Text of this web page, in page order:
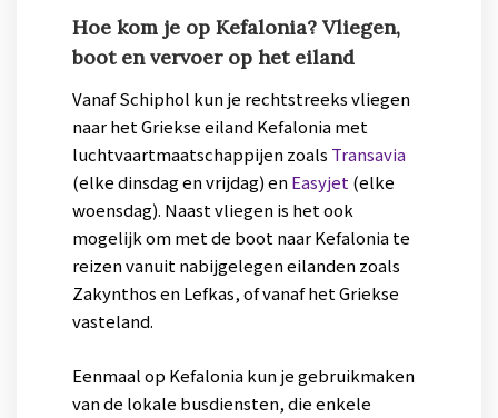
Hoe kom je op Kefalonia? Vliegen,
boot en vervoer op het eiland
Vanaf Schiphol kun je rechtstreeks vliegen
naar het Griekse eiland Kefalonia met
luchtvaartmaatschappijen zoals Transavia
(elke dinsdag en vrijdag) enEasyjet (elke
woensdag). Naast vliegen is het ook
mogelijk om met de boot naar Kefalonia te
reizen vanuit nabijgelegen eilanden zoals
Zakynthos en Lefkas, of vanaf het Griekse
vasteland.
Eenmaal op Kefalonia kun je gebruikmaken
van de lokale busdiensten, die enkele